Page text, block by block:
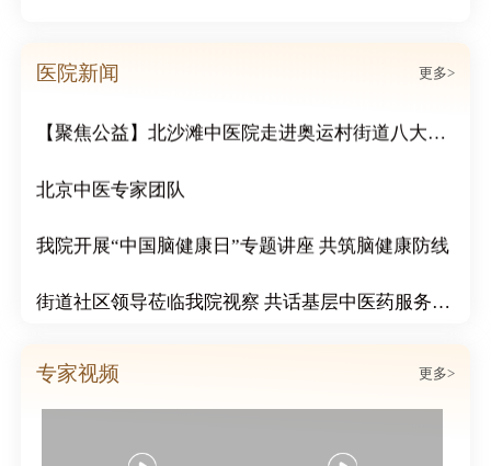
医院新闻 更多>
传递冬日温情：北沙滩中医院为市民免费赠送腊八粥
北京中医专家团队
我院开展“中国脑健康日”专题讲座 共筑脑健康防线
北沙滩中医医院心脑血管科举行案例说明会
专家视频 更多>